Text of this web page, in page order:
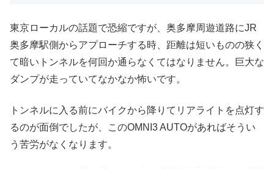
東京ローカルの話題で恐縮ですが、奥多摩周遊道路にJR
奥多摩駅側からアプローチする時、距離は短いものの狭く
て暗いトンネルを何回か通らなくてはなりません。巨大な
ダンプが走っていてなかなか怖いです。
トンネルに入る前にバイクから降りてリアライトを点灯す
るのが面倒でしたが、このOMNI3 AUTOがあればそうい
う苦労がなくなります。